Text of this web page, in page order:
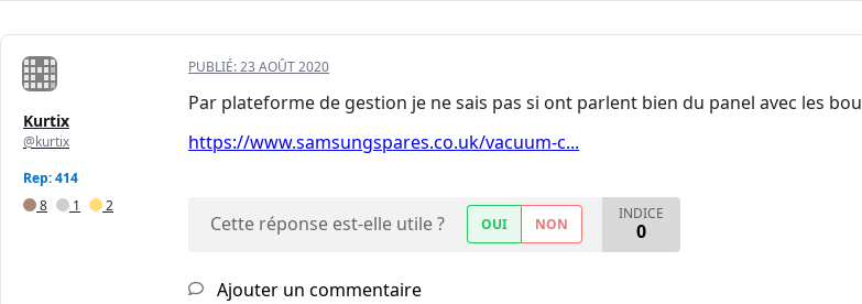
Kurtix
@kurtix
Rep: 414
8
1 2
PUBLIÉ:23 AOÛT 2020
Par plateforme de gestion je ne sais pas si ont parlent bien du panel avec les
https://www.samsungspares.co.uk/vacuum-c...
Cette réponse est-elle utile ? OUI NON
INDICE
0
Ajouter un commentaire